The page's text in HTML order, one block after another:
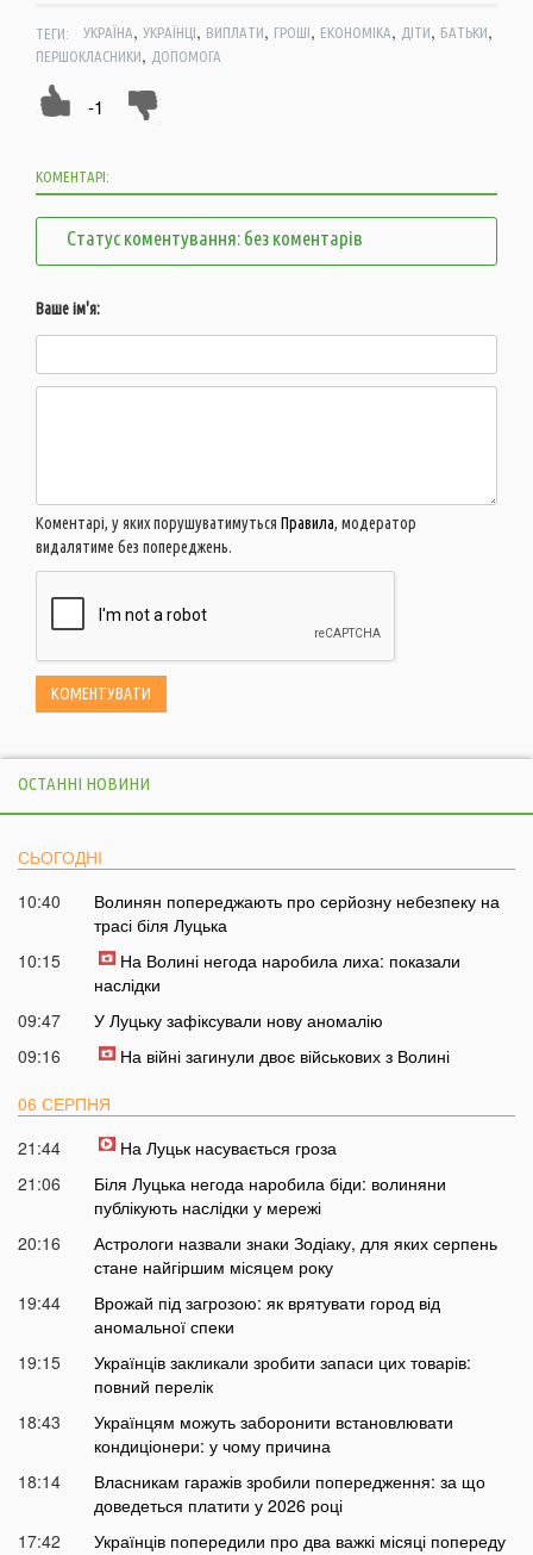
ТЕГИ: УКРАЇНА, УКРАЇНЦІ, ВИПЛАТИ, ГРОШІ, ЕКОНОМІКА, ДІТИ, БАТЬКИ,
ПЕРШОКЛАСНИКИ, ДОПОМОГА
-1
КОМЕНТАРІ:
Статус коментування: без коментарів
Ваше ім'я:
Коментарі, у яких порушуватимуться Правила, модератор
видалятиме без попереджень.
ОСТАННІ НОВИНИ
СЬОГОДНІ
10:40
Волинян попереджають про серйозну небезпеку на
трасі біля Луцька
10:15
На Волині негода наробила лиха: показали
наслідки
09:47
У Луцьку зафіксували нову аномалію
09:16
На війні загинули двоє військових з Волині
06 СЕРПНЯ
21:44
На Луцьк насувається гроза
21:06
Біля Луцька негода наробила біди: волиняни
публікують наслідки у мережі
20:16
Астрологи назвали знаки Зодіаку, для яких серпень
стане найгіршим місяцем року
19:44
Врожай під загрозою: як врятувати город від
аномальної спеки
19:15
Українців закликали зробити запаси цих товарів:
повний перелік
18:43
Українцям можуть заборонити встановлювати
кондиціонери: у чому причина
18:14
Власникам гаражів зробили попередження: за що
доведеться платити у 2026 році
17:42
Українців попередили про два важкі місяці попереду